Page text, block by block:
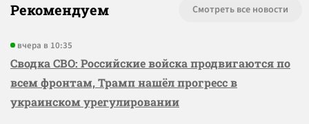
Рекомендуем Смотреть все новости
вчера в 10:35
Сводка СВО: Российские войска продвигаются по
всем фронтам, Трамп нашёл прогресс в
украинском урегулировании